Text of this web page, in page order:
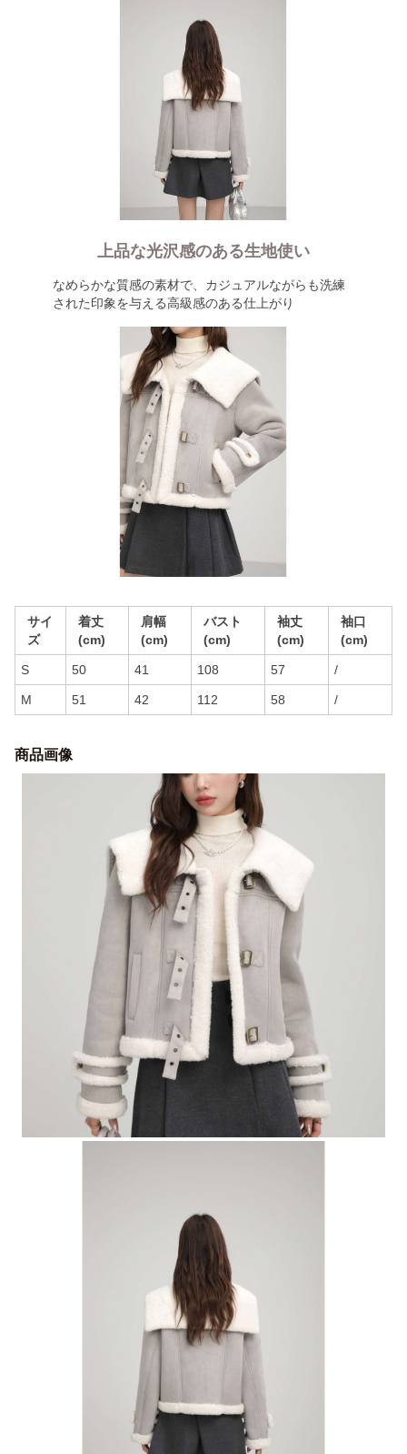
上品な光沢感のある生地使い
なめらかな質感の素材で、カジュアルながらも洗練
された印象を与える高級感のある仕上がり
サイ
ズ
着丈
(cm)
肩幅
(cm)
バスト
(cm)
袖丈
(cm)
袖口
(cm)
S 50 41 108 57 /
M 51 42 112 58 /
商品画像